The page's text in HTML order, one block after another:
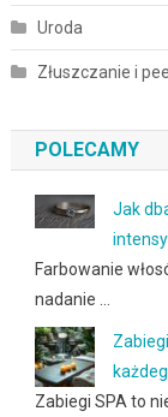
Uroda
Złuszczanie i
POLECAMY
Jak
Farbowanie
nadanie …
Zabiegi SPA to